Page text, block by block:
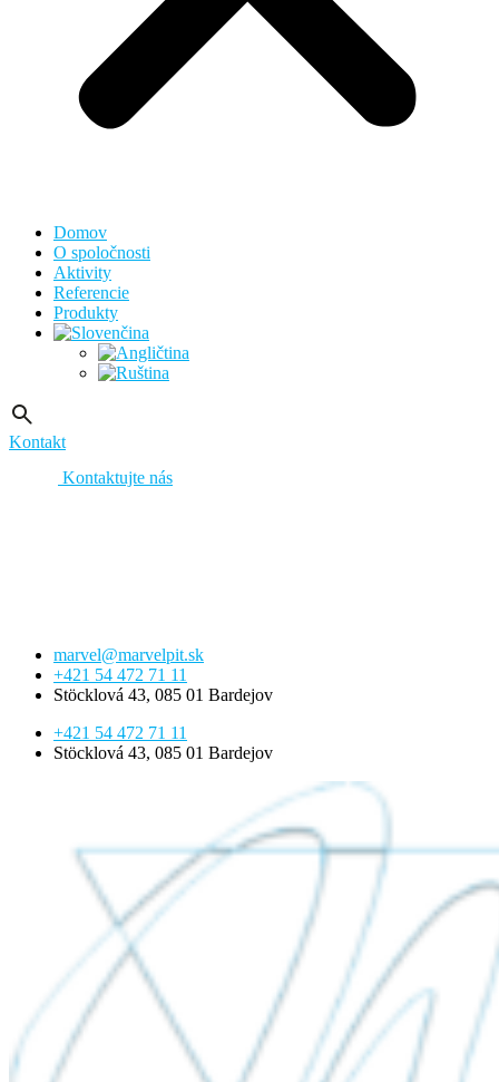
Domov
O spoločnosti
Aktivity
Referencie
Produkty
Kontakt
Kontaktujte nás
marvel@marvelpit.sk
+421 54 472 71 11
Stöcklová 43, 085 01 Bardejov
+421 54 472 71 11
Stöcklová 43, 085 01 Bardejov